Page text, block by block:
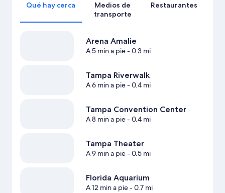
Qué hay cerca
Medios de
transporte
Restaurantes
Arena Amalie
A 5 min a pie- 0.3 mi
Tampa Riverwalk
A 6 min a pie- 0.4 mi
Tampa Convention Center
A 8 min a pie- 0.4 mi
Tampa Theater
A 9 min a pie- 0.5 mi
Florida Aquarium
A 12 min a pie- 0.7 mi